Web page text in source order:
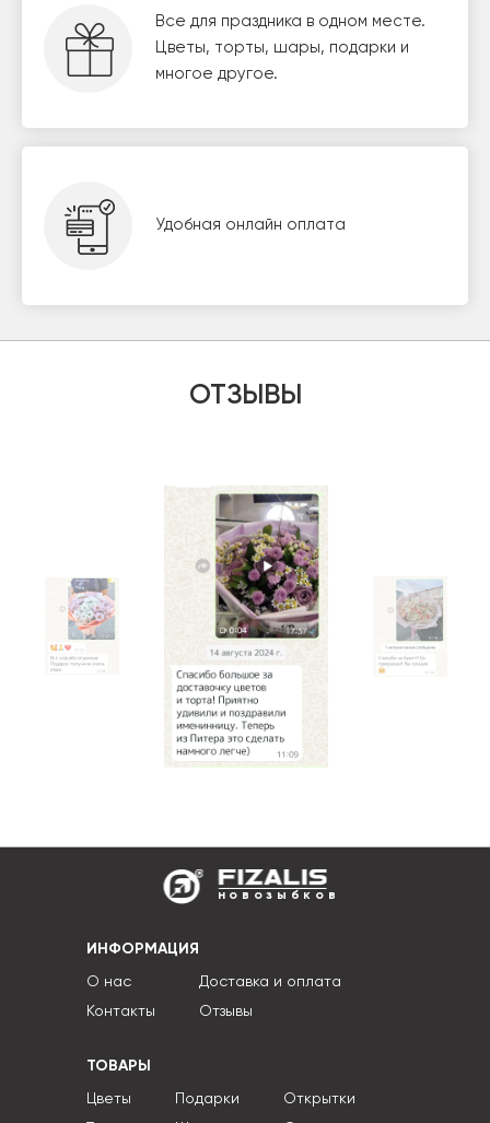
Все для праздника в одном месте.
Цветы, торты, шары, подарки и
многое другое.
Удобная онлайн оплата
ОТЗЫВЫ
новозыбков
ИНФОРМАЦИЯ
О нас
Контакты
Доставка и оплата
Отзывы
ТОВАРЫ
Цветы
Подарки
Открытки